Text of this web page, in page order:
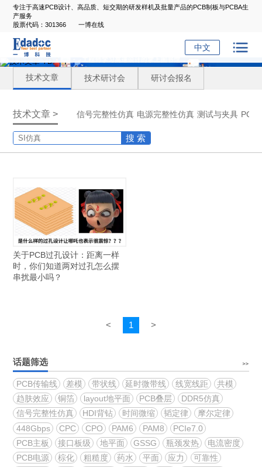
专注于高速PCB设计、高品质、短交期的研发样机及批量产品的PCB制板与PCBA生
产服务
股票代码：301366
一博在线
中文
技术文章 技术研讨会 研讨会报名
技术文章 > 信号完整性仿真 电源完整性仿真 测试与夹具 PCB
搜 索
关于PCB过孔设计：距离一样
时，你们知道两对过孔怎么摆
串扰最小吗？
< 1 >
话题筛选
PCB传输线 差模 带状线 延时微带线 线宽线距
共模
趋肤效应
铜箔 layout地平面 PCB叠层
DDR5仿真
信号完整性仿真
HDI背钻 时间微缩 韬定律
摩尔定律
448Gbps
CPC CPO PAM6 PAM8
PCIe7.0
PCB主板
接口板级 地平面 GSSG 瓶颈发热
电流密度
PCB电源
棕化 粗糙度 药水 平面 应力
可靠性